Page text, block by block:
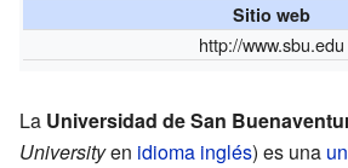
Sitio web
http://www.sbu.edu
La Universidad de San
Universityen idioma inglés) es una